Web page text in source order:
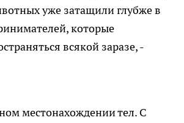
уже затащили глубже в
которые
всякой заразе, -
местонахождении тел. С